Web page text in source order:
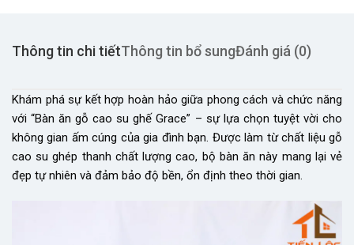
Thông tin chi tiếtThông tin bổ sungĐánh giá (0)
Khám phá sự kết hợp hoàn hảo giữa phong cách và chức năng
với “Bàn ăn gỗ cao su ghế Grace” – sự lựa chọn tuyệt vời cho
không gian ấm cúng của gia đình bạn. Được làm từ chất liệu gỗ
cao su ghép thanh chất lượng cao, bộ bàn ăn này mang lại vẻ
đẹp tự nhiên và đảm bảo độ bền, ổn định theo thời gian.